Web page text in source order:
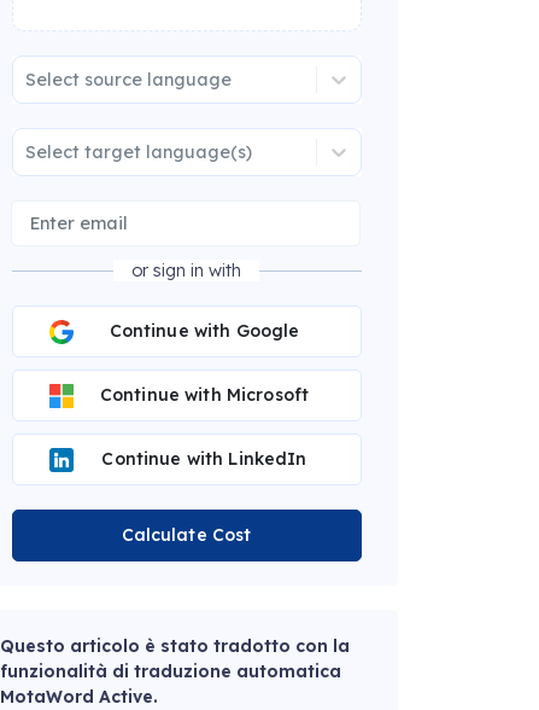
Select source language
Select target language(s)
or sign in with
Continue with Google
Continue with Microsoft
Continue with LinkedIn
Calculate Cost
Questo articolo è stato tradotto con la
funzionalità di traduzione automatica
MotaWord Active.